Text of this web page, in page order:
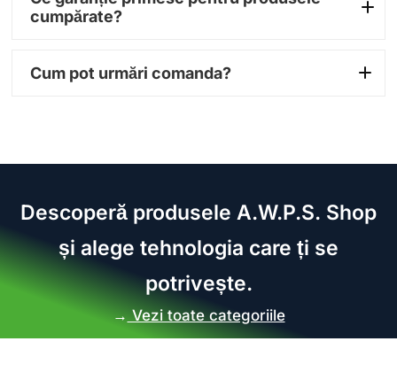
cumpărate?
garanție între 12 și 36
Cum pot urmări comanda?
Descoperă produsele A.W.P.S. Shop
și alege tehnologia care ți se
potrivește.
→Vezi toate categoriile